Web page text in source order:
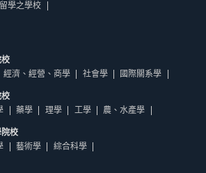
學之學校
經濟、經營、商學 社會學 國際關系學
藥學 理學 工學 農、水產學
校
藝術學 綜合科學